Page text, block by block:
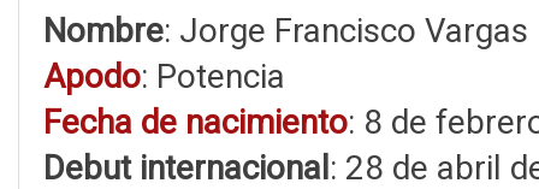
Nombre: Jorge Francisco
Apodo: Potencia
Fecha de nacimiento: 8 de
Debut internacional : 28 de abril